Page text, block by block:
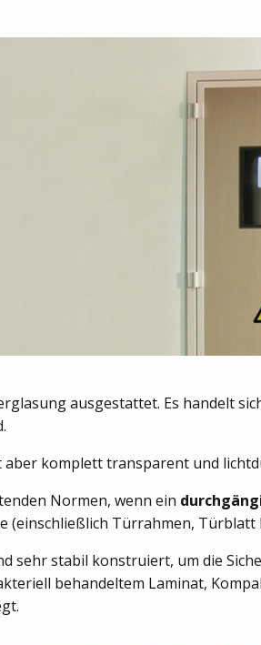
ausgestattet. Es handelt
aber komplett transparent und
Normen, wenn ein
Türrahmen, Türblatt
sehr stabil konstruiert, um die
behandeltem Laminat,